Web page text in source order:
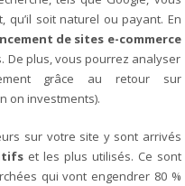
qu’il soit naturel ou payant. En
de sites e-commerce
De plus, vous pourrez analyser
grâce au retour sur
on investments).
sur votre site y sont arrivés
et les plus utilisés. Ce sont
qui vont engendrer 80 %